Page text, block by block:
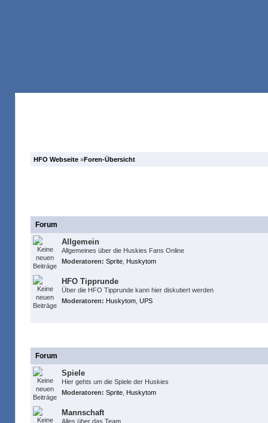
HFO Webseite »Foren-Übersicht
Forum
Allgemein
Allgemeines über die Huskies Fans Online
Moderatoren: Sprite Huskytom
HFO Tipprunde
Über die HFO Tipprunde kann hier diskutiert werden
Moderatoren: Huskytom UPS
Forum
Spiele
Hier gehts um die Spiele der Huskies
Moderatoren: Sprite Huskytom
Mannschaft
Alles über das Team